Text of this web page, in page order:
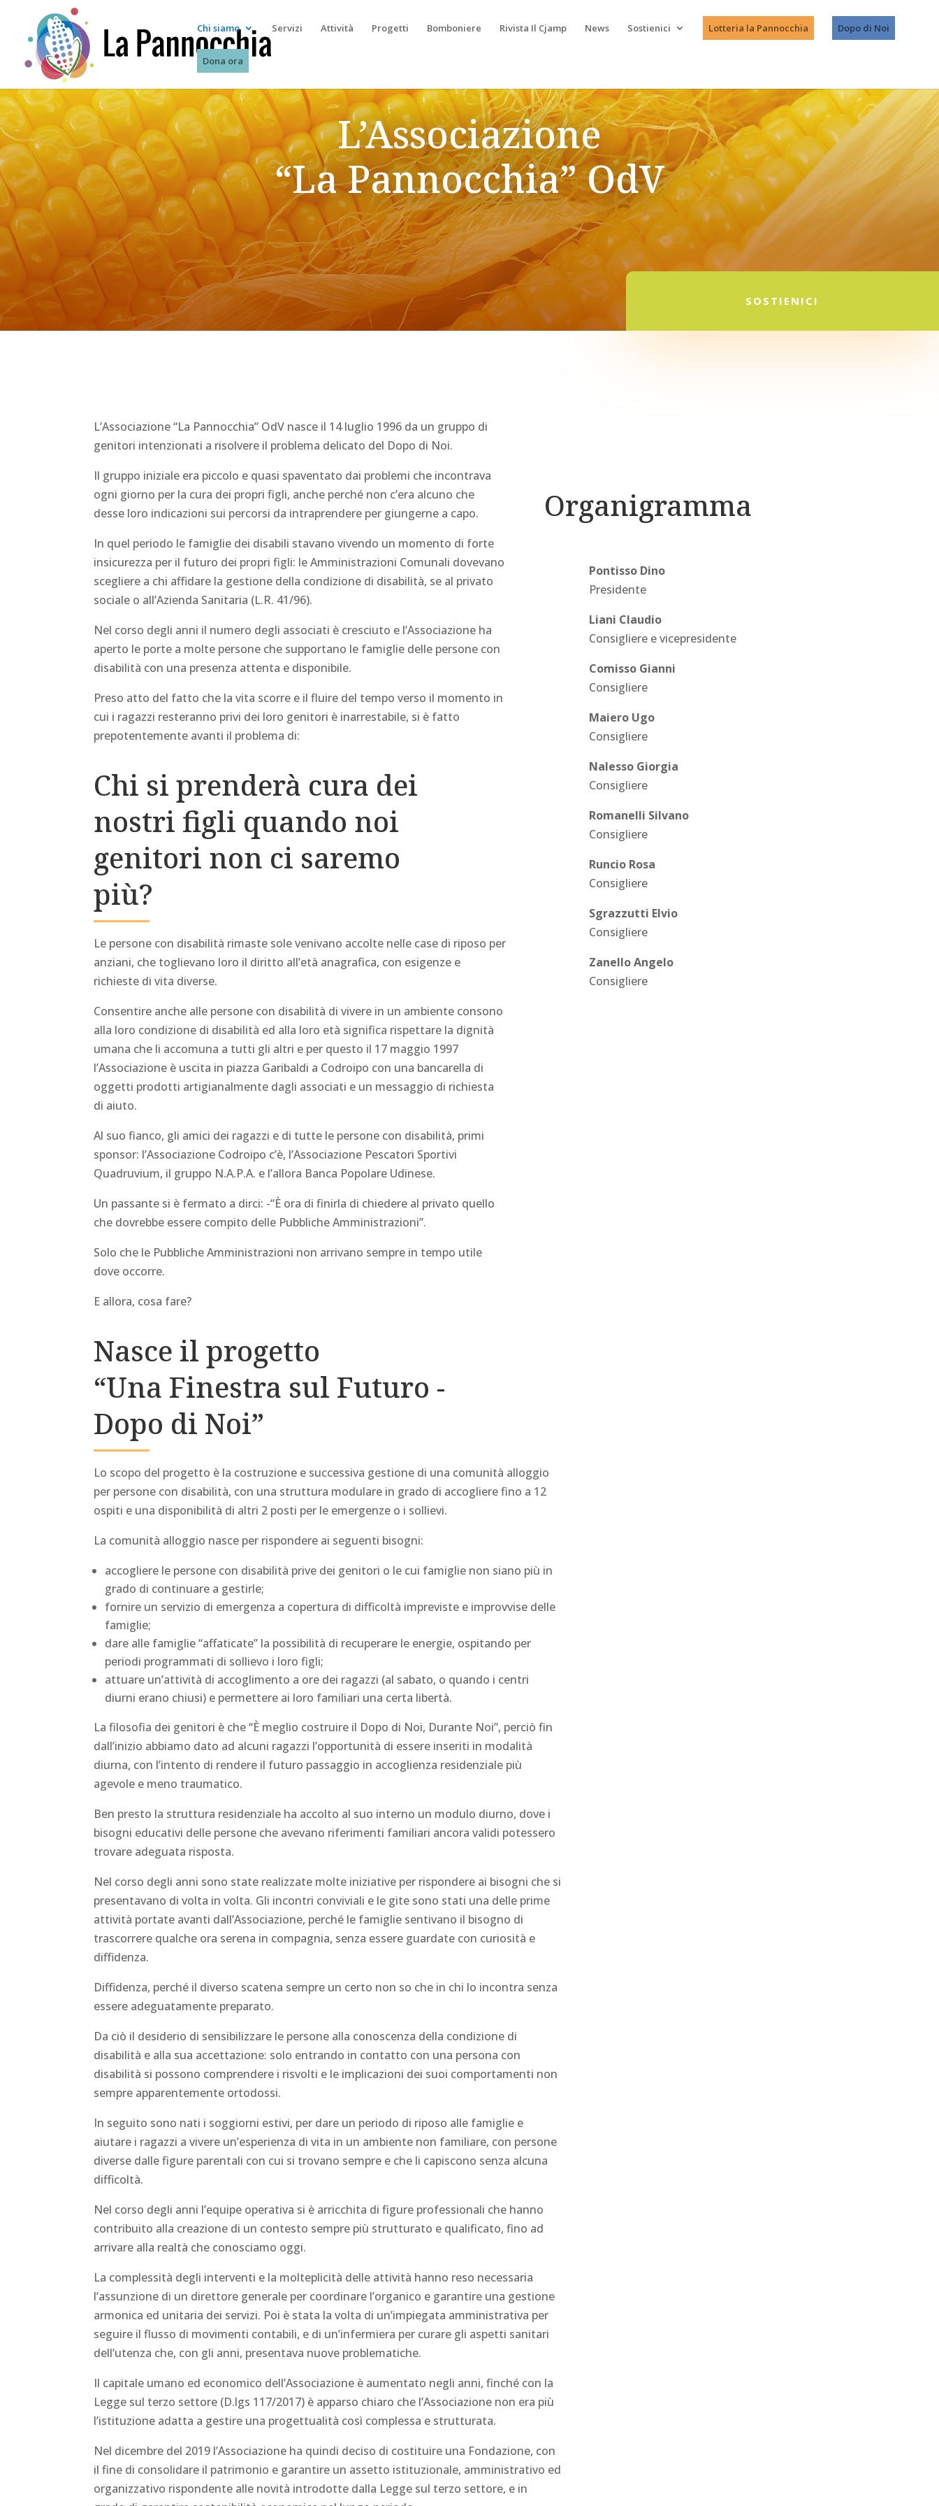
Chi siamo Servizi Attività Progetti Bomboniere Rivista Il Cjamp News Sostienici Lotteria la Pannocchia Dopo di Noi
Dona ora
L’Associazione
“La Pannocchia” OdV
SOSTIENICI
L’Associazione “La Pannocchia” OdV nasce il 14 luglio 1996 da un gruppo di
genitori intenzionati a risolvere il problema delicato del Dopo di Noi.
Il gruppo iniziale era piccolo e quasi spaventato dai problemi che incontrava
ogni giorno per la cura dei propri figli, anche perché non c’era alcuno che
desse loro indicazioni sui percorsi da intraprendere per giungerne a capo.
In quel periodo le famiglie dei disabili stavano vivendo un momento di forte
insicurezza per il futuro dei propri figli: le Amministrazioni Comunali dovevano
scegliere a chi affidare la gestione della condizione di disabilità, se al privato
sociale o all’Azienda Sanitaria (L.R. 41/96).
Nel corso degli anni il numero degli associati è cresciuto e l’Associazione ha
aperto le porte a molte persone che supportano le famiglie delle persone con
disabilità con una presenza attenta e disponibile.
Preso atto del fatto che la vita scorre e il fluire del tempo verso il momento in
cui i ragazzi resteranno privi dei loro genitori è inarrestabile, si è fatto
prepotentemente avanti il problema di:
Chi si prenderà cura dei
nostri figli quando noi
genitori non ci saremo
più?
Le persone con disabilità rimaste sole venivano accolte nelle case di riposo per
anziani, che toglievano loro il diritto all’età anagrafica, con esigenze e
richieste di vita diverse.
Consentire anche alle persone con disabilità di vivere in un ambiente consono
alla loro condizione di disabilità ed alla loro età significa rispettare la dignità
umana che li accomuna a tutti gli altri e per questo il 17 maggio 1997
l’Associazione è uscita in piazza Garibaldi a Codroipo con una bancarella di
oggetti prodotti artigianalmente dagli associati e un messaggio di richiesta
di aiuto.
Al suo fianco, gli amici dei ragazzi e di tutte le persone con disabilità, primi
sponsor: l’Associazione Codroipo c’è, l’Associazione Pescatori Sportivi
Quadruvium, il gruppo N.A.P.A. e l’allora Banca Popolare Udinese.
Un passante si è fermato a dirci: -“È ora di finirla di chiedere al privato quello
che dovrebbe essere compito delle Pubbliche Amministrazioni”.
Solo che le Pubbliche Amministrazioni non arrivano sempre in tempo utile
dove occorre.
E allora, cosa fare?
Nasce il progetto
“Una Finestra sul Futuro -
Dopo di Noi”
Lo scopo del progetto è la costruzione e successiva gestione di una comunità alloggio
per persone con disabilità, con una struttura modulare in grado di accogliere fino a 12
ospiti e una disponibilità di altri 2 posti per le emergenze o i sollievi.
La comunità alloggio nasce per rispondere ai seguenti bisogni:
accogliere le persone con disabilità prive dei genitori o le cui famiglie non siano più in
grado di continuare a gestirle;
fornire un servizio di emergenza a copertura di difficoltà impreviste e improvvise delle
famiglie;
dare alle famiglie “affaticate” la possibilità di recuperare le energie, ospitando per
periodi programmati di sollievo i loro figli;
attuare un’attività di accoglimento a ore dei ragazzi (al sabato, o quando i centri
diurni erano chiusi) e permettere ai loro familiari una certa libertà.
La filosofia dei genitori è che “È meglio costruire il Dopo di Noi, Durante Noi”, perciò fin
dall’inizio abbiamo dato ad alcuni ragazzi l’opportunità di essere inseriti in modalità
diurna, con l’intento di rendere il futuro passaggio in accoglienza residenziale più
agevole e meno traumatico.
Ben presto la struttura residenziale ha accolto al suo interno un modulo diurno, dove i
bisogni educativi delle persone che avevano riferimenti familiari ancora validi potessero
trovare adeguata risposta.
Nel corso degli anni sono state realizzate molte iniziative per rispondere ai bisogni che si
presentavano di volta in volta. Gli incontri conviviali e le gite sono stati una delle prime
attività portate avanti dall’Associazione, perché le famiglie sentivano il bisogno di
trascorrere qualche ora serena in compagnia, senza essere guardate con curiosità e
diffidenza.
Diffidenza, perché il diverso scatena sempre un certo non so che in chi lo incontra senza
essere adeguatamente preparato.
Da ciò il desiderio di sensibilizzare le persone alla conoscenza della condizione di
disabilità e alla sua accettazione: solo entrando in contatto con una persona con
disabilità si possono comprendere i risvolti e le implicazioni dei suoi comportamenti non
sempre apparentemente ortodossi.
In seguito sono nati i soggiorni estivi, per dare un periodo di riposo alle famiglie e
aiutare i ragazzi a vivere un’esperienza di vita in un ambiente non familiare, con persone
diverse dalle figure parentali con cui si trovano sempre e che li capiscono senza alcuna
difficoltà.
Nel corso degli anni l’equipe operativa si è arricchita di figure professionali che hanno
contribuito alla creazione di un contesto sempre più strutturato e qualificato, fino ad
arrivare alla realtà che conosciamo oggi.
La complessità degli interventi e la molteplicità delle attività hanno reso necessaria
l’assunzione di un direttore generale per coordinare l’organico e garantire una gestione
armonica ed unitaria dei servizi. Poi è stata la volta di un’impiegata amministrativa per
seguire il flusso di movimenti contabili, e di un’infermiera per curare gli aspetti sanitari
dell’utenza che, con gli anni, presentava nuove problematiche.
Il capitale umano ed economico dell’Associazione è aumentato negli anni, finché con la
Legge sul terzo settore (D.lgs 117/2017) è apparso chiaro che l’Associazione non era più
l’istituzione adatta a gestire una progettualità così complessa e strutturata.
Nel dicembre del 2019 l’Associazione ha quindi deciso di costituire una Fondazione, con
il fine di consolidare il patrimonio e garantire un assetto istituzionale, amministrativo ed
organizzativo rispondente alle novità introdotte dalla Legge sul terzo settore, e in
Organigramma
Pontisso Dino
Presidente
Liani Claudio
Consigliere e vicepresidente
Comisso Gianni
Consigliere
Maiero Ugo
Consigliere
Nalesso Giorgia
Consigliere
Romanelli Silvano
Consigliere
Runcio Rosa
Consigliere
Sgrazzutti Elvio
Consigliere
Zanello Angelo
Consigliere